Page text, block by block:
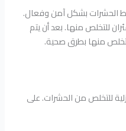
الحشرات بشكل آمن وفعال.
للتخلص منها. بعد أن يتم
منها بطرق صحية.
للتخلص من الحشرات. على